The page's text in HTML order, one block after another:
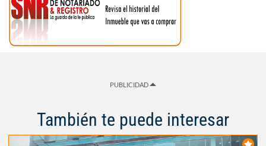
PUBLICIDAD
También te puede interesar